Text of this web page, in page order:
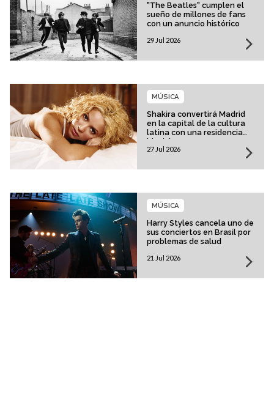
"The Beatles" cumplen el
sueño de millones de fans
con un anuncio histórico
29 Jul 2026
Shakira convertirá Madrid
en la capital de la cultura
latina con una residencia
histórica
MÚSICA
27 Jul 2026
Harry Styles cancela uno de
sus conciertos en Brasil por
problemas de salud
MÚSICA
21 Jul 2026